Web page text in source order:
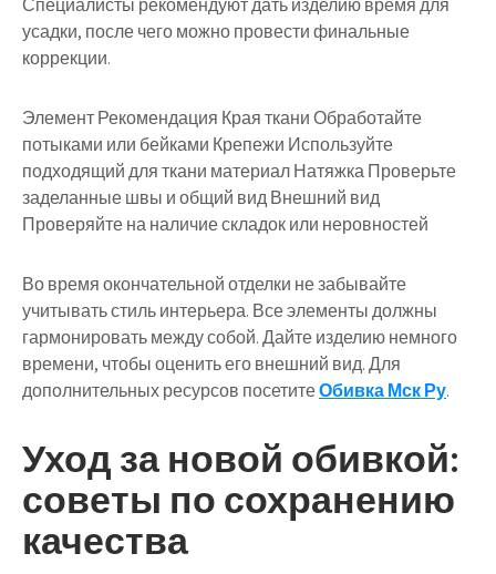
Специалисты рекомендуют дать изделию время для
усадки, после чего можно провести финальные
коррекции.
Элемент Рекомендация Края ткани Обработайте
потыками или бейками Крепежи Используйте
подходящий для ткани материал Натяжка Проверьте
заделанные швы и общий вид Внешний вид
Проверяйте на наличие складок или неровностей
Во время окончательной отделки не забывайте
учитывать стиль интерьера. Все элементы должны
гармонировать между собой. Дайте изделию немного
времени, чтобы оценить его внешний вид. Для
дополнительных ресурсов посетитеОбивка Мск Ру.
Уход за новой обивкой:
советы по сохранению
качества